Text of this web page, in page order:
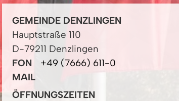
GEMEINDE DENZLINGEN
Hauptstraße 110
D-79211 Denzlingen
FON
+49 (7666) 611-0
MAIL
ÖFFNUNGSZEITEN